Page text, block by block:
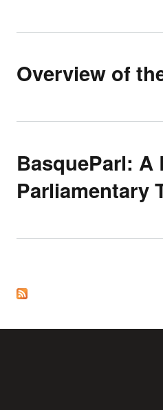
Overview of
BasqueParl:
Parliamentary